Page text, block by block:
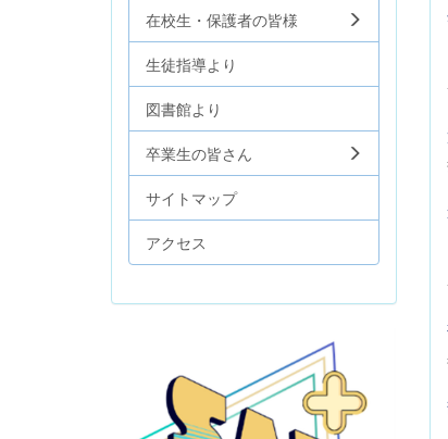
在校生・保護者の皆様
生徒指導より
図書館より
卒業生の皆さん
サイトマップ
アクセス